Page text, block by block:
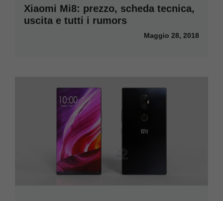
Xiaomi Mi8: prezzo, scheda tecnica,
uscita e tutti i rumors
Maggio 28, 2018